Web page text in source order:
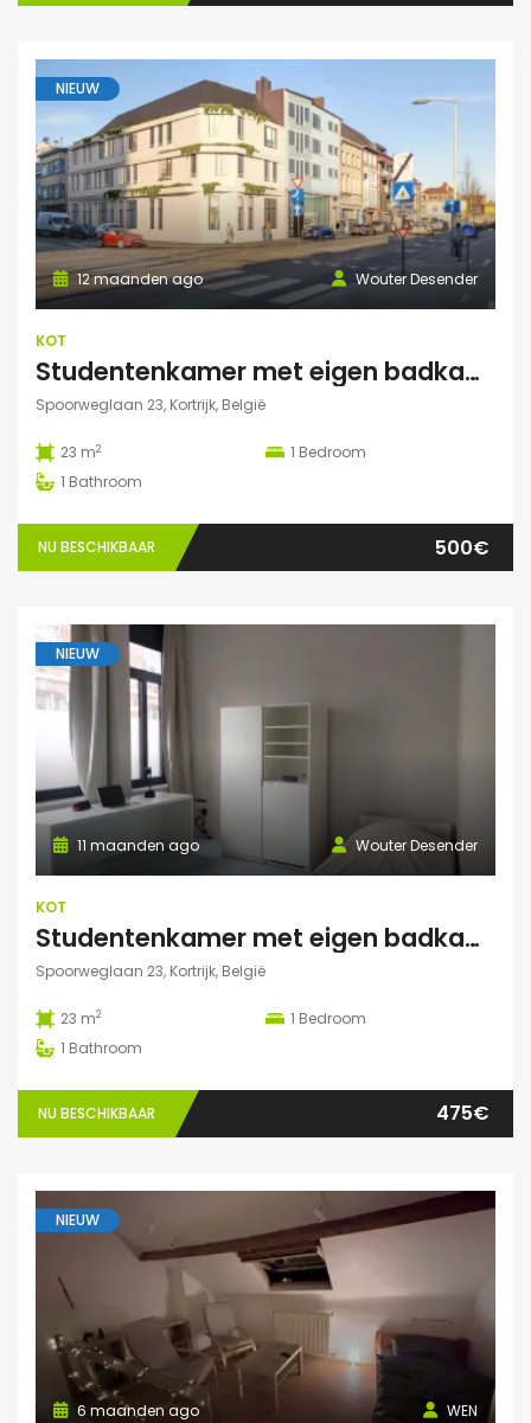
NIEUW
Wouter Desender
12 maanden ago
KOT
Studentenkamer met eigen badkamer
Spoorweglaan 23, Kortrijk, België
23 m2 1 Bedroom
1 Bathroom
NU BESCHIKBAAR 500€
NIEUW
Wouter Desender
11 maanden ago
KOT
Studentenkamer met eigen badkamer
Spoorweglaan 23, Kortrijk, België
23 m2 1 Bedroom
1 Bathroom
NU BESCHIKBAAR 475€
NIEUW
WEN
6 maanden ago